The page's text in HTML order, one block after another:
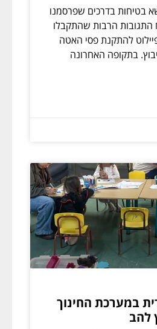
בטיחות בדרכים שפרסמנו
התגובות הרבות שהתקבלו
להתקנת פסי האטה
בתקופה האחרונה
במערכת החינוך
להב